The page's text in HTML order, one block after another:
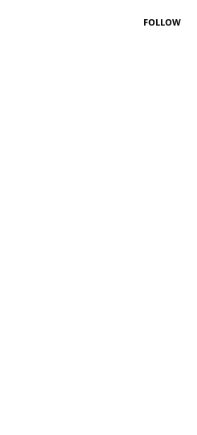
FOLLOW